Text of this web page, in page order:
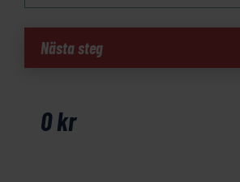
Sintra
Nästa steg
0kr